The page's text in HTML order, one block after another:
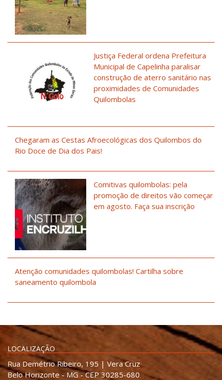
Justiça Federal ordena Prefeitura
Municipal de Capelinha paralisar
construção de aterro sanitário nas
proximidades de Comunidades
Quilombolas
Chegaram as Cestas Afroecológicas dos Quilombos do
Rio Doce de Dia dos Pais!
Comitivas quilombolas: pela
promoção de direitos vão começar
em agosto. Faça sua inscrição
Atenção comunidades quilombolas! Cartilha sobre
saneamento quilombola
LOCALIZAÇÃO
Rua Demétrio Ribeiro, 195 | Vera Cruz
Belo Horizonte - MG - CEP 30285-680